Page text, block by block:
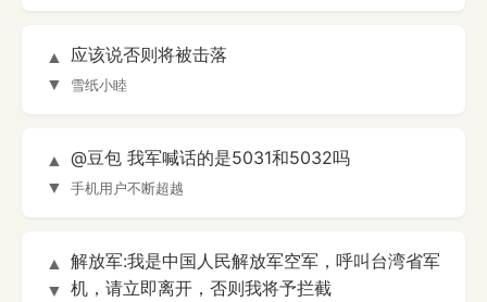
▲
▼
应该说否则将被击落
雪纸小睦
▲
▼
@豆包 我军喊话的是5031和5032吗
手机用户不断超越
▲
▼
解放军:我是中国人民解放军空军，呼叫台湾省军
机，请立即离开，否则我将予拦截